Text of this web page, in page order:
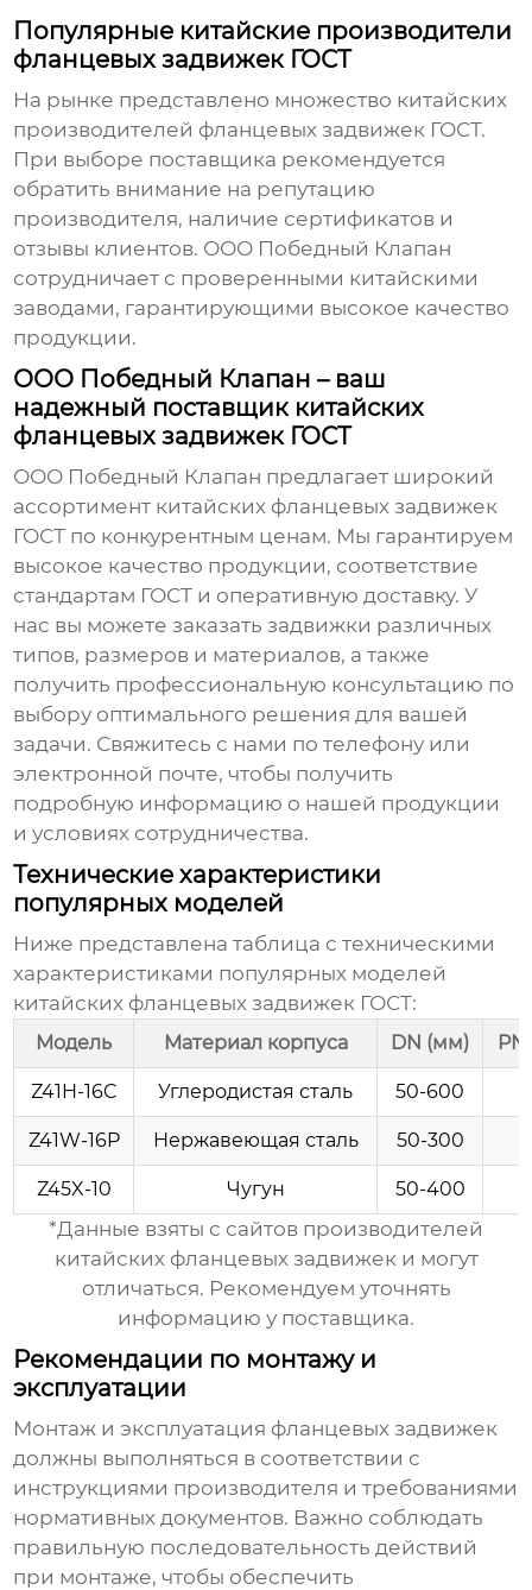
Популярные китайские производители
фланцевых задвижек ГОСТ
На рынке представлено множество китайских
производителей фланцевых задвижек ГОСТ.
При выборе поставщика рекомендуется
обратить внимание на репутацию
производителя, наличие сертификатов и
отзывы клиентов. ООО Победный Клапан
сотрудничает с проверенными китайскими
заводами, гарантирующими высокое качество
продукции.
ООО Победный Клапан – ваш
надежный поставщик китайских
фланцевых задвижек ГОСТ
ООО Победный Клапан предлагает широкий
ассортимент китайских фланцевых задвижек
ГОСТ по конкурентным ценам. Мы гарантируем
высокое качество продукции, соответствие
стандартам ГОСТ и оперативную доставку. У
нас вы можете заказать задвижки различных
типов, размеров и материалов, а также
получить профессиональную консультацию по
выбору оптимального решения для вашей
задачи. Свяжитесь с нами по телефону или
электронной почте, чтобы получить
подробную информацию о нашей продукции
и условиях сотрудничества.
Технические характеристики
популярных моделей
Ниже представлена таблица с техническими
характеристиками популярных моделей
китайских фланцевых задвижек ГОСТ:
Модель Материал корпуса DN (мм)
Z41H-16C Углеродистая сталь 50-600
Z41W-16P Нержавеющая сталь 50-300
Z45X-10 Чугун 50-400
*Данные взяты с сайтов производителей
китайских фланцевых задвижек и могут
отличаться. Рекомендуем уточнять
информацию у поставщика.
Рекомендации по монтажу и
эксплуатации
Монтаж и эксплуатация фланцевых задвижек
должны выполняться в соответствии с
инструкциями производителя и требованиями
нормативных документов. Важно соблюдать
правильную последовательность действий
при монтаже, чтобы обеспечить